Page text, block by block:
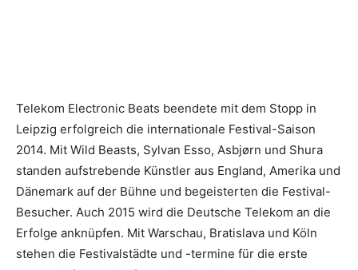
Telekom Electronic Beats beendete mit dem Stopp in
Leipzig erfolgreich die internationale Festival-Saison
2014. Mit Wild Beasts, Sylvan Esso, Asbjørn und Shura
standen aufstrebende Künstler aus England, Amerika und
Dänemark auf der Bühne und begeisterten die Festival-
Besucher. Auch 2015 wird die Deutsche Telekom an die
Erfolge anknüpfen. Mit Warschau, Bratislava und Köln
stehen die Festivalstädte und -termine für die erste